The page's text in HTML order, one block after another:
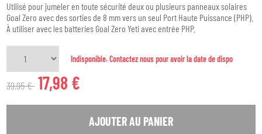
Utilisé pour jumeler en toute sécurité deux ou plusieurs panneaux solaires
Goal Zero avec des sorties de 8 mm vers un seul Port Haute Puissance (PHP).
À utiliser avec les batteries Goal Zero Yeti avec entrée PHP.
Indisponible. Contactez nous pour avoir la date de dispo
39,95 € 17,98 €
AJOUTER AU PANIER